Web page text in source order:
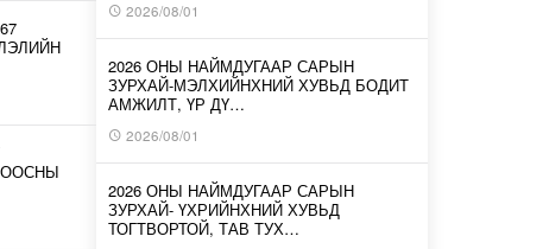
2026/08/01
2026 ОНЫ НАЙМДУГААР САРЫН
ЗУРХАЙ-МЭЛХИЙНХНИЙ ХУВЬД БОДИТ
АМЖИЛТ, ҮР ДҮ…
2026/08/01
2026 ОНЫ НАЙМДУГААР САРЫН
ЗУРХАЙ- ҮХРИЙНХНИЙ ХУВЬД
ТОГТВОРТОЙ, ТАВ ТУХ…